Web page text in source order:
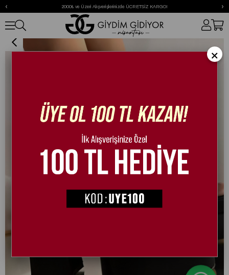
2000₺ ve Üzeri Alışverişlerinizde ÜCRETSİZ KARGO!
‹ ›
Karen Kristal Taşlı Platform Ayakkabı Siyah
×